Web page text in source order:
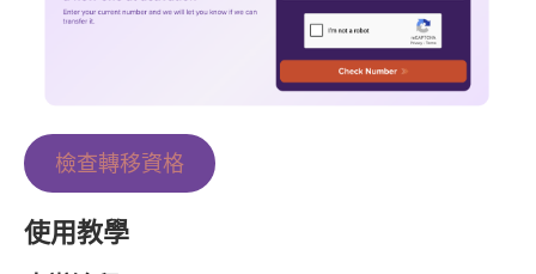
檢查轉移資格
使用教學